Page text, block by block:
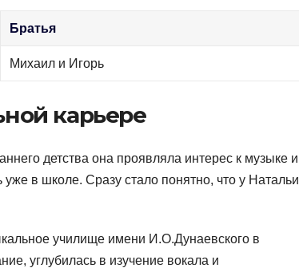
Братья
Михаил и Игорь
карьере
детства она проявляла интерес к музыке и
в школе. Сразу стало понятно, что у Натальи
училище имени И.О.Дунаевского в
углубилась в изучение вокала и